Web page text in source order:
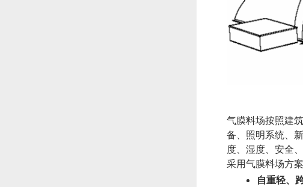
气膜料场按照建
备、照明系统、
度、湿度、安全
采用气膜料场方
自重轻、